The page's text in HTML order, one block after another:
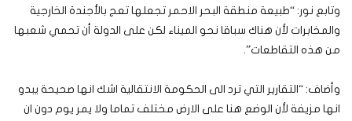
وتابع نور: “طبيعة منطقة البحر الاحمر تجعلها تعج بالأجندة الخارجية
والمخابرات لأن هناك سباقا نحو الميناء لكن على الدولة أن تحمي شعبها
من هذه التقاطعات”.
وأضاف: “التقارير التي ترد الى الحكومة الانتقالية اشك انها صحيحة يبدو
انها مزيفة لأن الوضع هنا على الارض مختلف تماما ولا يمر يوم دون ان